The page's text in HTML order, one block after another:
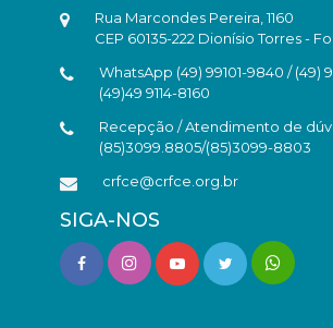
Rua Marcondes Pereira, 1160
CEP 60135-222 Dionísio Torres -
WhatsApp (49) 99101-9840 / (49)
(49)49 9114-8160
Recepção / Atendimento de
(85)3099.8805/(85)3099-8803
crfce@crfce.org.br
SIGA-NOS